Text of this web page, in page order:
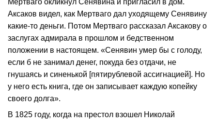
Мертваго окликнул Сенявина и пригласил в дом.
Аксаков видел, как Мертваго дал уходящему Сенявину
какие-то деньги. Потом Мертваго рассказал Аксакову о
заслугах адмирала в прошлом и бедственном
положении в настоящем. «Сенявин умер бы с голоду,
если б не занимал денег, покуда без отдачи, не
гнушаясь и синенькой [пятирублевой ассигнацией]. Но
у него есть книга, где он записывает каждую копейку
своего долга».
В 1825 году, когда на престол взошел Николай